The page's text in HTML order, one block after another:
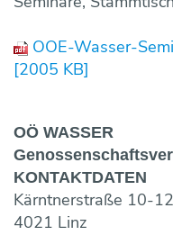
Trinkwasserbar
Versicherungen
Wahlergebnisse
Fotos &
Bildung ONLINE
Reinigung
Wasserzähler
EU-
Maulwurf- und
OOE-Wasser-
[2005 KB]
OÖ WASSER
KONTAKT­DATEN
Kärntnerstraße 10-12
4021 Linz